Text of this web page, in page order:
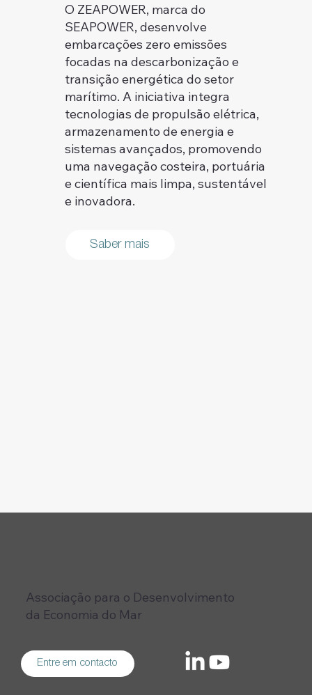
O ZEAPOWER, marca do
SEAPOWER, desenvolve
embarcações zero emissões
focadas na descarbonização e
transição energética do setor
marítimo. A iniciativa integra
tecnologias de propulsão elétrica,
armazenamento de energia e
sistemas avançados, promovendo
uma navegação costeira, portuária
e científica mais limpa, sustentável
e inovadora.
Saber mais
Associação para o Desenvolvimento
da Economia do Mar
Entre em contacto